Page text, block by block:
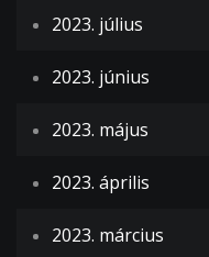
2023. július
2023. június
2023. május
2023. április
2023. március